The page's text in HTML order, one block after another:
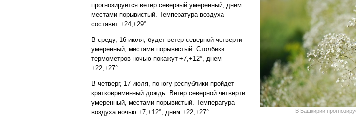
В Башкирии
прогнозируется ветер северный умеренный, днем
местами порывистый. Температура воздуха
составит +24,+29°.
В среду, 16 июля, будет ветер северной четверти
умеренный, местами порывистый. Столбики
термометров ночью покажут +7,+12°, днем
+22,+27°.
В четверг, 17 июля, по югу республики пройдет
кратковременный дождь. Ветер северной четверти
умеренный, местами порывистый. Температура
воздуха ночью +7,+12°, днем +22,+27°.